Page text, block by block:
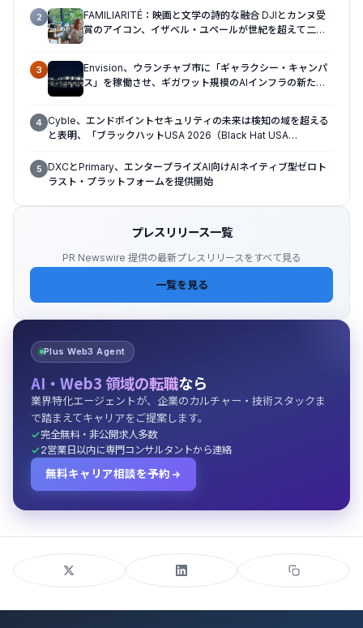
2
FAMILIARITÉ：映画と文学の詩的な融合 DJIとカンヌ受
賞のアイコン、イザベル・ユペールが世紀を超えて二人
3
Envision、ウランチャブ市に「ギャラクシー・キャンパ
ス」を稼働させ、ギガワット規模のAIインフラの新たな
4 Cyble、エンドポイントセキュリティの未来は検知の域を超える
と表明、「ブラックハットUSA 2026（Black Hat USA
5 DXCとPrimary、エンタープライズAI向けAIネイティブ型ゼロト
ラスト・プラットフォームを提供開始
プレスリリース一覧
PR Newswire 提供の最新プレスリリースをすべて見る
一覧を見る
Plus Web3 Agent
AI・Web3 領域の転職なら
業界特化エージェントが、企業のカルチャー・技術スタックま
で踏まえてキャリアをご提案します。
完全無料・非公開求人多数
2営業日以内に専門コンサルタントから連絡
無料キャリア相談を予約